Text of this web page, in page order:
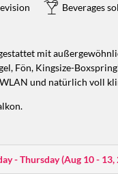
Beverages
mit
Fön, Kingsize-
WLAN und natürlich voll
- Thursday(Aug 10 - 13,